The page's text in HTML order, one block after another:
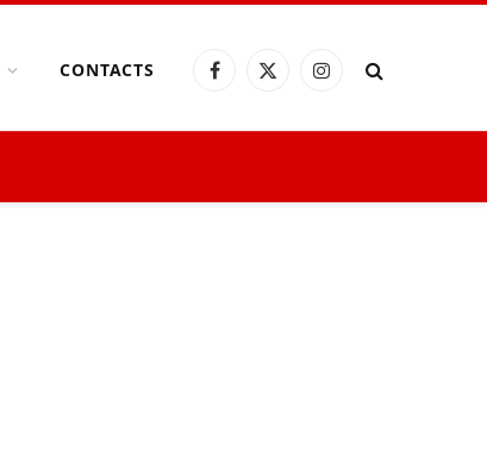
CONTACTS Facebook
X
Instagram